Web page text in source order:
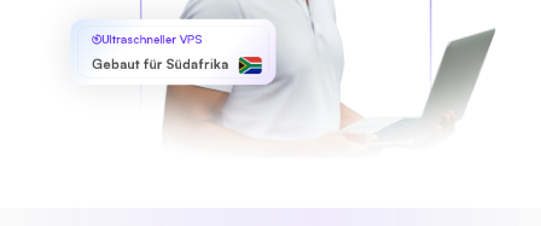
Ultraschneller VPS
Gebaut für Südafrika